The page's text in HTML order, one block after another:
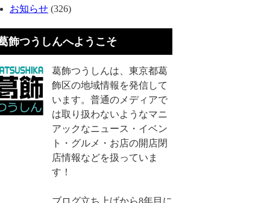
お知らせ (326)
飾つうしんへようこそ
葛飾つうしんは、東京都葛
飾区の地域情報を発信して
います。普通のメディアで
は取り扱わないようなマニ
アックなニュース・イベン
ト・グルメ・お店の開店閉
店情報などを扱っていま
す！
ブログ立ち上げから8年目に